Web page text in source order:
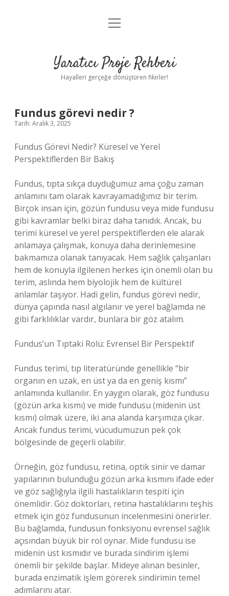
Anasayfa
Yasal Uyarı
menüyü
Yaratıcı Proje Rehberi
Hayalleri gerçeğe dönüştüren fikirler!
Fundus görevi nedir ?
Tarih: Aralık 3, 2025
Fundus Görevi Nedir? Küresel ve Yerel
Perspektiflerden Bir Bakış
Fundus, tıpta sıkça duyduğumuz ama çoğu zaman
anlamını tam olarak kavrayamadığımız bir terim.
Birçok insan için, gözün fundusu veya mide fundusu
gibi kavramlar belki biraz daha tanıdık. Ancak, bu
terimi küresel ve yerel perspektiflerden ele alarak
anlamaya çalışmak, konuya daha derinlemesine
bakmamıza olanak tanıyacak. Hem sağlık çalışanları
hem de konuyla ilgilenen herkes için önemli olan bu
terim, aslında hem biyolojik hem de kültürel
anlamlar taşıyor. Hadi gelin, fundus görevi nedir,
dünya çapında nasıl algılanır ve yerel bağlamda ne
gibi farklılıklar vardır, bunlara bir göz atalım.
Fundus’un Tıptaki Rolü: Evrensel Bir Perspektif
Fundus terimi, tıp literatüründe genellikle “bir
organın en uzak, en üst ya da en geniş kısmı”
anlamında kullanılır. En yaygın olarak, göz fundusu
(gözün arka kısmı) ve mide fundusu (midenin üst
kısmı) olmak üzere, iki ana alanda karşımıza çıkar.
Ancak fundus terimi, vücudumuzun pek çok
bölgesinde de geçerli olabilir.
Örneğin, göz fundusu, retina, optik sinir ve damar
yapılarının bulunduğu gözün arka kısmını ifade eder
ve göz sağlığıyla ilgili hastalıkların tespiti için
önemlidir. Göz doktorları, retina hastalıklarını teşhis
etmek için göz fundusunun incelenmesini önerirler.
Bu bağlamda, fundusun fonksiyonu evrensel sağlık
açısından büyük bir rol oynar. Mide fundusu ise
midenin üst kısmıdır ve burada sindirim işlemi
önemli bir şekilde başlar. Mideye alınan besinler,
burada enzimatik işlem görerek sindirimin temel
adımlarını atar.